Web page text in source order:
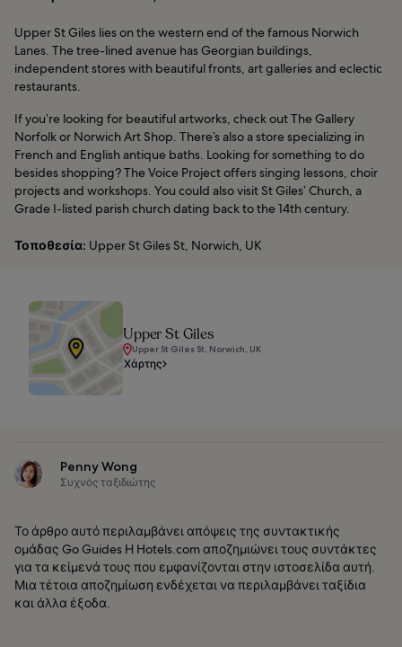
Upper St Giles lies on the western end of the famous Norwich
Lanes. The tree-lined avenue has Georgian buildings,
independent stores with beautiful fronts, art galleries and eclectic
restaurants.
If you’re looking for beautiful artworks, check out The Gallery
Norfolk or Norwich Art Shop. There’s also a store specializing in
French and English antique baths. Looking for something to do
besides shopping? The Voice Project offers singing lessons, choir
projects and workshops. You could also visit St Giles’ Church, a
Grade I-listed parish church dating back to the 14th century.
Τοποθεσία: Upper St Giles St, Norwich, UK
Upper St Giles
Upper St Giles St, Norwich, UK
Χάρτης
Penny Wong
Συχνός ταξιδιώτης
Το άρθρο αυτό περιλαμβάνει απόψεις της συντακτικής
ομάδας Go Guides Η Hotels.com αποζημιώνει τους συντάκτες
για τα κείμενά τους που εμφανίζονται στην ιστοσελίδα αυτή.
Μια τέτοια αποζημίωση ενδέχεται να περιλαμβάνει ταξίδια
και άλλα έξοδα.